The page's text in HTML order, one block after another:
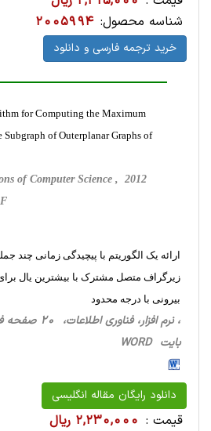
شناسه محصول: 2005994
خرید ترجمه فارسی و دانلود
for Computing the Maximum
of Outerplanar Graphs of
of Computer Science , 2012
ارائه یک الگوریتم با پیچیدگی زمانی چند
زیرگراف متصل مشترک با بیشترین یال
بیرونی با درجه محدود
بایت WORD
دانلود رایگان مقاله انگلیسی
قیمت : 2,230,000 ریال